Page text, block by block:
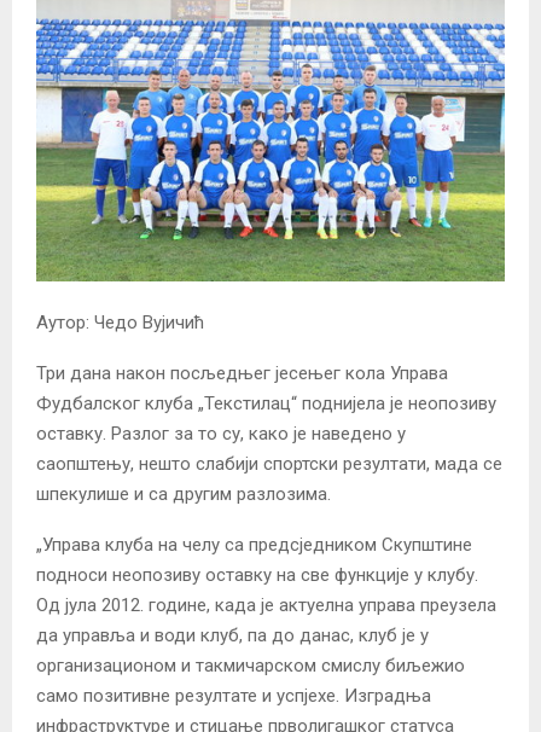
Аутор: Чедо Вујичић
Три дана након посљедњег јесењег кола Управа
Фудбалског клуба „Текстилац“ поднијела је неопозиву
оставку. Разлог за то су, како је наведено у
саопштењу, нешто слабији спортски резултати, мада се
шпекулише и са другим разлозима.
„Управа клуба на челу са предсједником Скупштине
подноси неопозиву оставку на све функције у клубу.
Од јула 2012. године, када је актуелна управа преузела
да управља и води клуб, па до данас, клуб је у
организационом и такмичарском смислу биљежио
само позитивне резултате и успјехе. Изградња
инфраструктуре и стицање прволигашког статуса